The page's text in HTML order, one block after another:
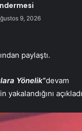
9, 2026
paylaştı.
Yönelik“devam